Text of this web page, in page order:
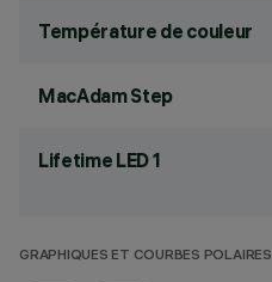
Température de couleur
MacAdam Step
Lifetime LED 1
GRAPHIQUES ET COURBES POLAIRES